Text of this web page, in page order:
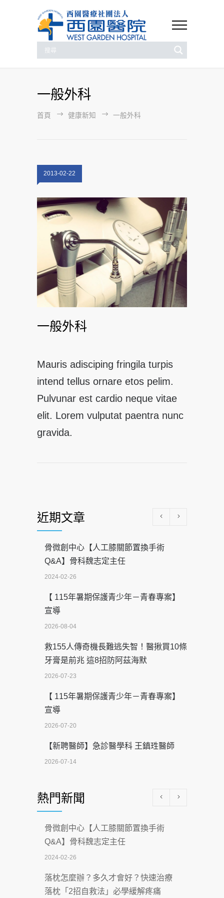
一般外科
首頁 健康新知 一般外科
2013-02-22
一般外科
Mauris adisciping fringila turpis
intend tellus ornare etos pelim.
Pulvunar est cardio neque vitae
elit. Lorem vulputat paentra nunc
gravida.
近期文章
骨微創中心【人工膝關節置換手術
Q&A】骨科魏志定主任
2024-02-26
【 115年暑期保護青少年－青春專案】
宣導
2026-08-04
救155人傳奇機長難逃失智！醫揪買10條
牙膏是前兆 這8招防阿茲海默
2026-07-23
【 115年暑期保護青少年－青春專案】
宣導
2026-07-20
【新聘醫師】急診醫學科 王鎮珄醫師
2026-07-14
科能量
2026-07-08
沒菸酒也瀕臨洗腎？65歲男靠「這習
慣」逆轉腎功能 醫揭3招救命
2026-07-08
體溫飆破41度！醫連收兩例中暑病例：
致死率達8成
熱門新聞
骨微創中心【人工膝關節置換手術
Q&A】骨科魏志定主任
2024-02-26
落枕怎麼辦？多久才會好？快速治療
落枕「2招自救法」必學緩解疼痛